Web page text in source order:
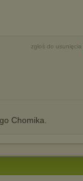
zgłoś do usunięcia
Chomika.